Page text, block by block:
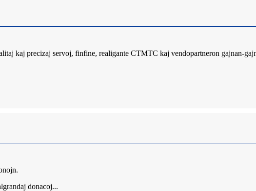
kaj precizaj servoj, finfine, realigante CTMTC kaj vendopartneron gajnan-
donacoj...